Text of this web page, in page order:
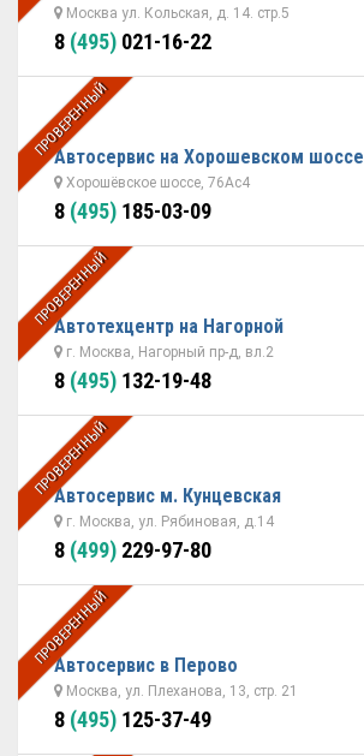
Москва ул. Кольская, д. 14. стр.5
8 (495) 021-16-22
ПРОВЕРЕННЫЙ
Автоcервис на Хорошевском шоссе
Хорошёвское шоссе, 76Ас4
8 (495) 185-03-09
ПРОВЕРЕННЫЙ
Автотехцентр на Нагорной
г. Москва, Нагорный пр-д, вл.2
8 (495) 132-19-48
ПРОВЕРЕННЫЙ
Автосервис м. Кунцевская
г. Москва, ул. Рябиновая, д.14
8 (499) 229-97-80
ПРОВЕРЕННЫЙ
Автосервис в Перово
Москва, ул. Плеханова, 13, стр. 21
8 (495) 125-37-49